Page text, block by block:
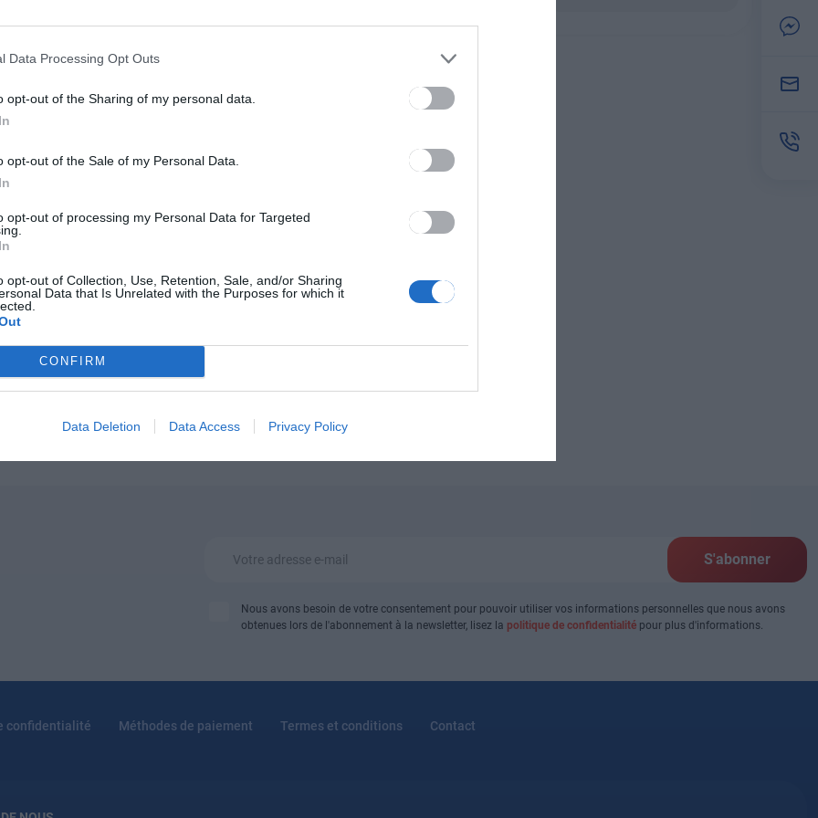
Data Processing Opt Outs
opt-out of the Sharing of my personal data.
opt-out of the Sale of my Personal Data.
opt-out of processing my Personal Data for Targeted
opt-out of Collection, Use, Retention, Sale, and/or Sharing
Data that Is Unrelated with the Purposes for which it
CONFIRM
Data Deletion Data Access Privacy Policy
S'abonner
Nous avons besoin de votre consentement pour pouvoir utiliser vos informations personnelles que nous avons
obtenues lors de l'abonnement à la newsletter, lisez la politique de confidentialité pour plus d'informations.
confidentialité Méthodes de paiement Termes et conditions Contact